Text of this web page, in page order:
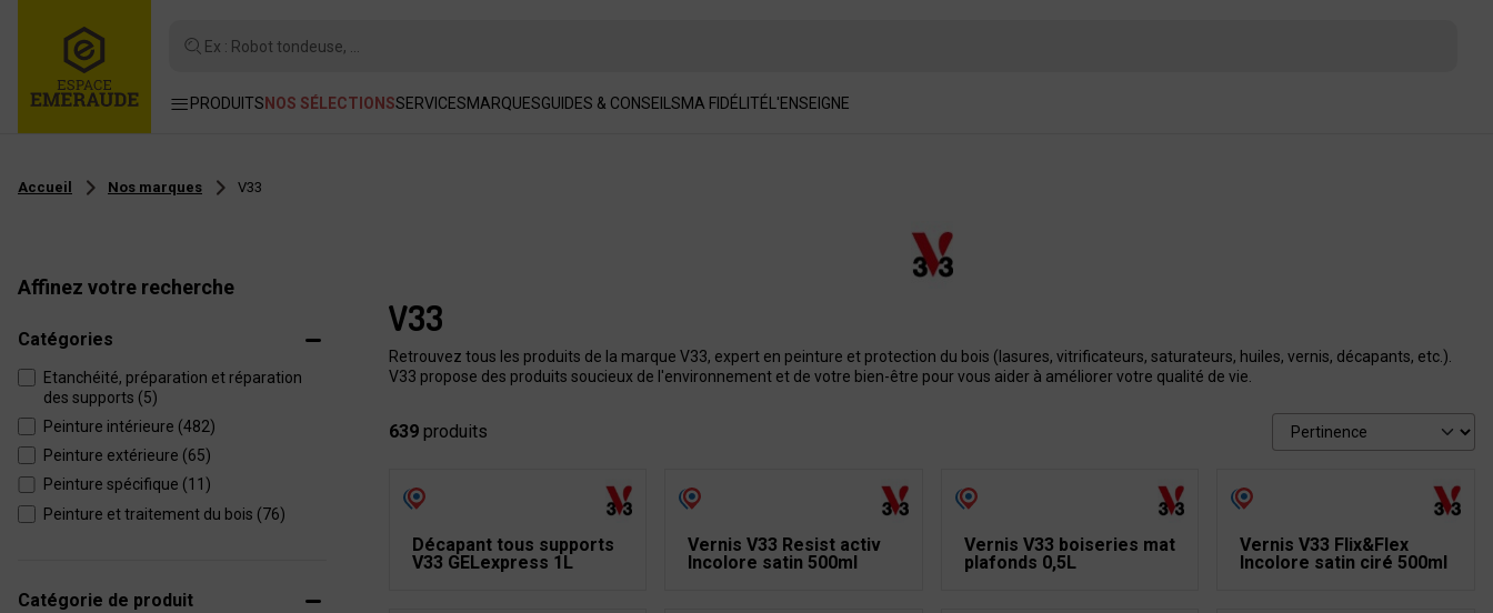
Ex : Robot tondeuse, ...
PRODUITS NOS SÉLECTIONSSERVICESMARQUESGUIDES & CONSEILSMA FIDÉLITÉL'ENSEIGNE
Accueil Nos marques V33
Affinez votre recherche
Catégories
Etanchéité, préparation et réparation
des supports (5)
Peinture intérieure (482)
Peinture extérieure (65)
Peinture spécifique (11)
Peinture et traitement du bois (76)
Catégorie de produit
V33
Retrouvez tous les produits de la marque V33, expert en peinture et protection du bois (lasures, vitrificateurs, saturateurs, huiles, vernis, décapants, etc.).
V33 propose des produits soucieux de l'environnement et de votre bien-être pour vous aider à améliorer votre qualité de vie.
639 produits
Décapant tous supports
V33 GELexpress 1L
Vernis V33 Resist activ
Incolore satin 500ml
Vernis V33 boiseries mat
plafonds 0,5L
Vernis V33 Flix&Flex
Incolore satin ciré 500ml